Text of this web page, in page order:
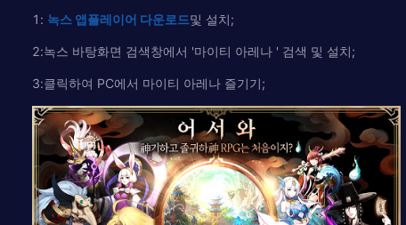
1: 녹스 앱플레이어 다운로드및 설치;
2:녹스 바탕화면 검색창에서 '마이티 아레나 ' 검색 및 설치;
3:클릭하여 PC에서 마이티 아레나 즐기기;